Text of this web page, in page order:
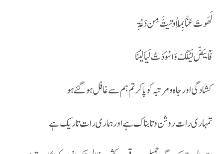
لَھَوتَ عَنّاَ بِمَا اُوتیتََ مِن دَعْۃِ
فَاْ بیَضّ لَیْلَکَ وَ اسْوَدَتْ لَیاَ لیْنَا
کشادگی او رجاہ و مرتبہ کو پاکر تم ہم سے غافل ہو گئے ہو
تمہاری رات روشن و تابناک ہے او رہماری رات تاریک ہے